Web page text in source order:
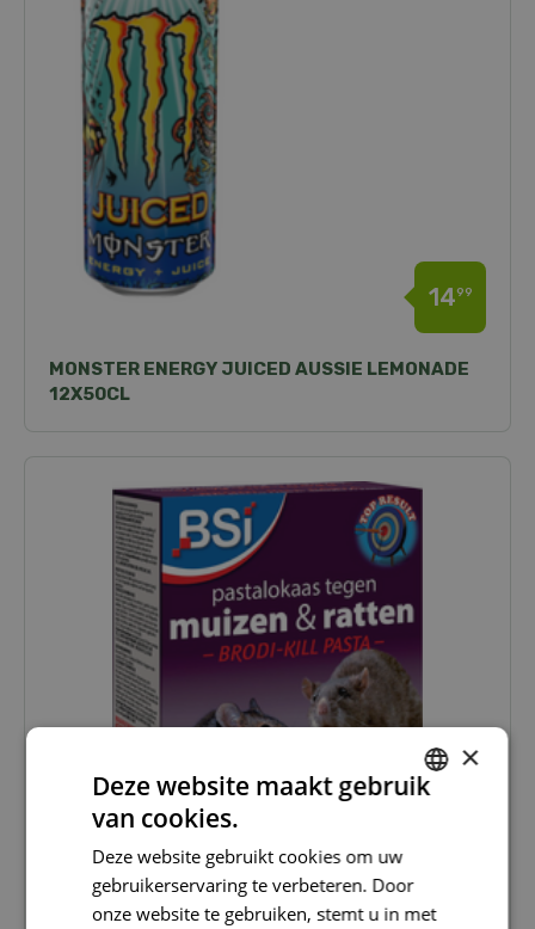
MONSTER ENERGY JUICED AUSSIE LEMONADE
12X50CL
1499
×
Deze website maakt gebruik
van cookies.
Deze website gebruikt cookies om uw
gebruikerservaring te verbeteren. Door
onze website te gebruiken, stemt u in met